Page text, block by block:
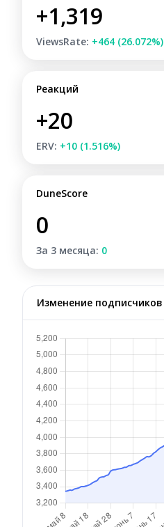
+1,319
ViewsRate: +464 (26.072%)
Реакций
+20
ERV: +10 (1.516%)
DuneScore
0
За 3 месяца: 0
Изменение подписчиков